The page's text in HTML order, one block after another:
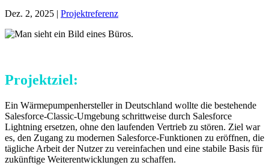
Dez. 2, 2025 | Projektreferenz
Projektziel:
Ein Wärmepumpenhersteller in Deutschland wollte die bestehende
Salesforce-Classic-Umgebung schrittweise durch Salesforce
Lightning ersetzen, ohne den laufenden Vertrieb zu stören. Ziel war
es, den Zugang zu modernen Salesforce-Funktionen zu eröffnen, die
tägliche Arbeit der Nutzer zu vereinfachen und eine stabile Basis für
zukünftige Weiterentwicklungen zu schaffen.